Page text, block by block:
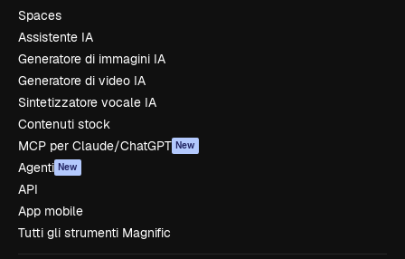
Spaces
Assistente IA
Generatore di immagini IA
Generatore di video IA
Sintetizzatore vocale IA
Contenuti stock
MCP per Claude/ChatGPT New
Agenti New
API
App mobile
Tutti gli strumenti Magnific